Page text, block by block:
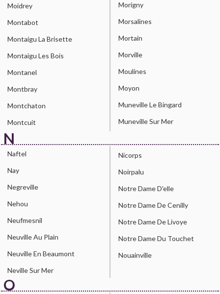
Moidrey
Montabot
Montaigu La Brisette
Montaigu Les Bois
Montanel
Montbray
Montchaton
Montcuit
Morigny
Morsalines
Mortain
Morville
Moulines
Moyon
Muneville Le Bingard
Muneville Sur Mer
N
Naftel
Nay
Negreville
Nehou
Neufmesnil
Neuville Au Plain
Neuville En Beaumont
Neville Sur Mer
Nicorps
Noirpalu
Notre Dame D'elle
Notre Dame De Cenilly
Notre Dame De Livoye
Notre Dame Du Touchet
Nouainville
O